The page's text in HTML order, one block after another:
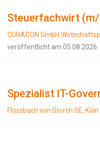
Steuerfachwirt
CURACON GmbH
veröffentlicht am 05.08.2026
Spezialist IT-
Flossbach von Storch SE, Köln